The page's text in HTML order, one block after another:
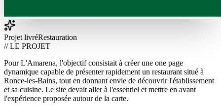
Projet livréRestauration
// LE PROJET
Pour L'Amarena, l'objectif consistait à créer une one page
dynamique capable de présenter rapidement un restaurant situé à
Ronce-les-Bains, tout en donnant envie de découvrir l'établissement
et sa cuisine. Le site devait aller à l'essentiel et mettre en avant
l'expérience proposée autour de la carte.